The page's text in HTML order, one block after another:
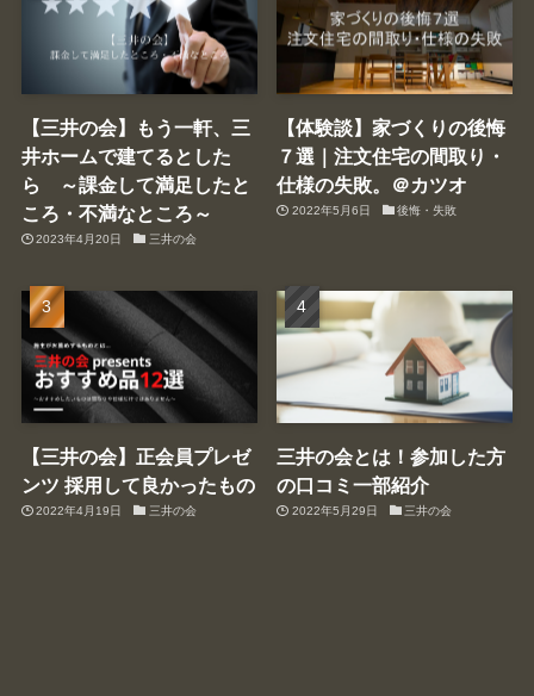
【三井の会】もう一軒、三
井ホームで建てるとした
ら ～課金して満足したと
ころ・不満なところ～
2023年4月20日 三井の会
【体験談】家づくりの後悔
７選｜注文住宅の間取り・
仕様の失敗。＠カツオ
2022年5月6日 後悔・失敗
【三井の会】正会員プレゼ
ンツ 採用して良かったもの
2022年4月19日 三井の会
三井の会とは！参加した方
の口コミ一部紹介
2022年5月29日 三井の会